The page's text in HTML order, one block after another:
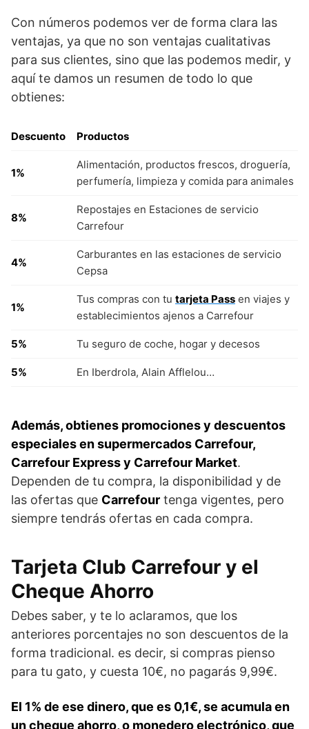
Con números podemos ver de forma clara las
ventajas, ya que no son ventajas cualitativas
para sus clientes, sino que las podemos medir, y
aquí te damos un resumen de todo lo que
obtienes:
Descuento Productos
1%
Alimentación, productos frescos, droguería,
perfumería, limpieza y comida para animales
8%
Repostajes en Estaciones de servicio
Carrefour
4%
Carburantes en las estaciones de servicio
Cepsa
1%
Tus compras con tu tarjeta Pass en viajes y
establecimientos ajenos a Carrefour
5% Tu seguro de coche, hogar y decesos
5% En Iberdrola, Alain Afflelou…
Además, obtienes promociones y descuentos
especiales en supermercados Carrefour,
Carrefour Express y Carrefour Market.
Dependen de tu compra, la disponibilidad y de
las ofertas que Carrefour tenga vigentes, pero
siempre tendrás ofertas en cada compra.
Tarjeta Club Carrefour y el
Cheque Ahorro
Debes saber, y te lo aclaramos, que los
anteriores porcentajes no son descuentos de la
forma tradicional. es decir, si compras pienso
para tu gato, y cuesta 10€, no pagarás 9,99€.
El 1% de ese dinero, que es 0,1€, se acumula en
un cheque ahorro, o monedero electrónico, que